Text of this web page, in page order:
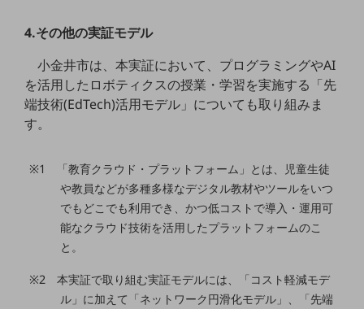
お役立ち資料ダウンロード
IT用語集
中堅中小企業向け
サービス・ソリューション
課題やニーズに合ったサービスをご紹介し、
お悩みから見つけるTOP
ネットワーク
モバイル・音声
リモート・ハイブリッドワーク
4.その他の実証モデル
小金井市は、本実証において、プログラミングやAI
を活用したロボティクスの授業・学習を実施する「先
端技術(EdTech)活用モデル」についても取り組みま
す。
※1 「教育クラウド・プラットフォーム」とは、児童生徒
や教員などが多種多様なデジタル教材やツールをいつ
でもどこでも利用でき、かつ低コストで導入・運用可
能なクラウド技術を活用したプラットフォームのこ
と。
※2 本実証で取り組む実証モデルには、「コスト軽減モデ
ル」に加えて「ネットワーク円滑化モデル」、「先端